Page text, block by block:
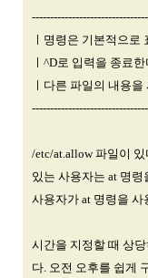
ㅣ명령은 기본적으로
ㅣ^D로 입력을 종료
ㅣ다른 파일의 내
/etc/at.allow 파일이
있는 사용자는 at 명
사용자가 at 명령을 사
시간을 지정할 때 상
다. 오전 오후를 쉽게